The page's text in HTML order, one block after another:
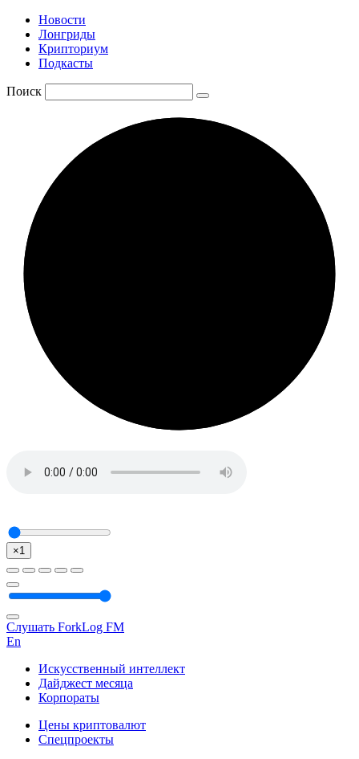
Новости
Лонгриды
Крипториум
Подкасты
Поиск
×1
Слушать ForkLog FM
En
Искусственный интеллект
Дайджест месяца
Корпораты
Цены криптовалют
Спецпроекты